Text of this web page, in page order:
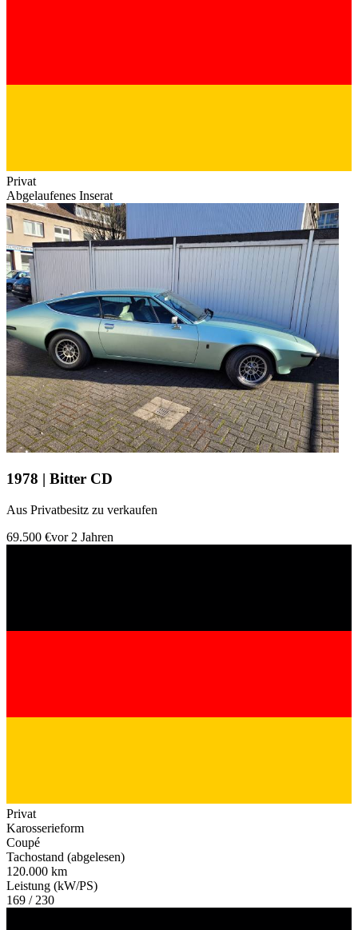
Privat
Abgelaufenes Inserat
1978 | Bitter CD
Aus Privatbesitz zu verkaufen
69.500 €vor 2 Jahren
Privat
Karosserieform
Coupé
Tachostand (abgelesen)
120.000 km
Leistung (kW/PS)
169 / 230